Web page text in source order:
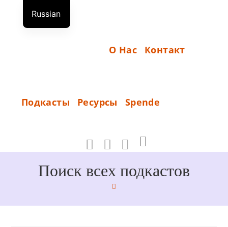
содержимому
О
О Нас Контакт
Подкасты Ресурсы Spende
N
Поиск всех подкастов
Russian
German